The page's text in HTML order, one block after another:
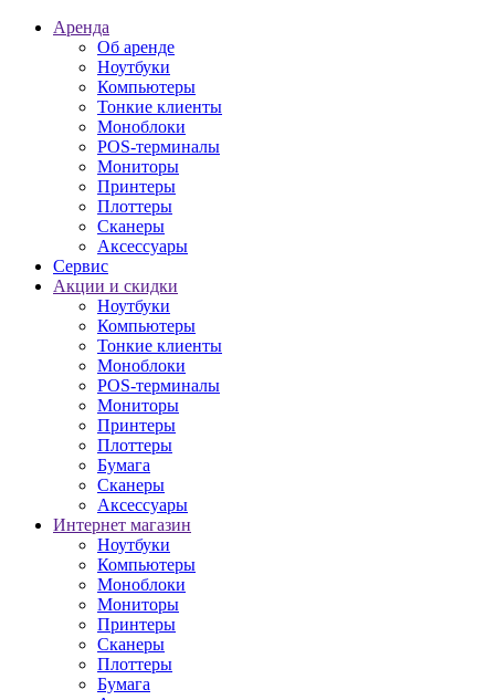
Аренда
Об аренде
Ноутбуки
Компьютеры
Тонкие клиенты
Моноблоки
POS-терминалы
Мониторы
Принтеры
Плоттеры
Сканеры
Аксессуары
Сервис
Акции и скидки
Ноутбуки
Компьютеры
Тонкие клиенты
Моноблоки
POS-терминалы
Мониторы
Принтеры
Плоттеры
Бумага
Сканеры
Аксессуары
Интернет магазин
Ноутбуки
Компьютеры
Моноблоки
Мониторы
Принтеры
Сканеры
Плоттеры
Бумага